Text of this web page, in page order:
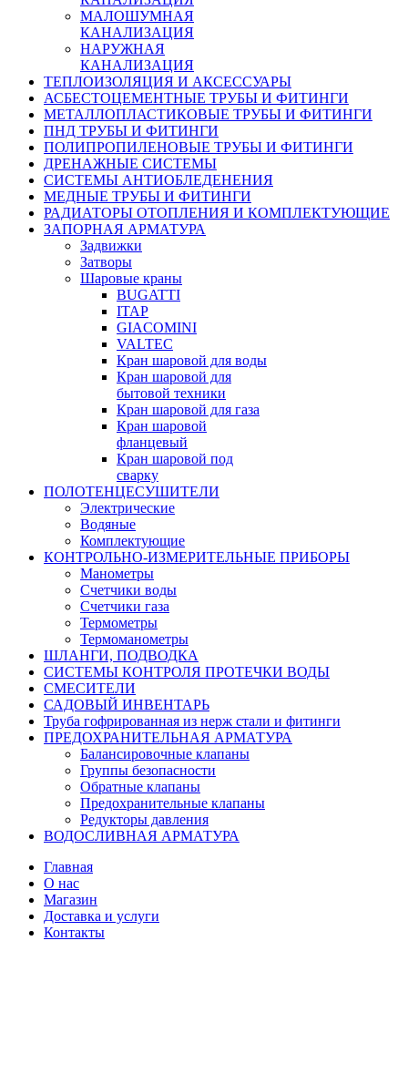
МАЛОШУМНАЯ
КАНАЛИЗАЦИЯ
НАРУЖНАЯ
КАНАЛИЗАЦИЯ
ТЕПЛОИЗОЛЯЦИЯ И АКСЕССУАРЫ
АСБЕСТОЦЕМЕНТНЫЕ ТРУБЫ И ФИТИНГИ
МЕТАЛЛОПЛАСТИКОВЫЕ ТРУБЫ И ФИТИНГИ
ПНД ТРУБЫ И ФИТИНГИ
ПОЛИПРОПИЛЕНОВЫЕ ТРУБЫ И ФИТИНГИ
ДРЕНАЖНЫЕ СИСТЕМЫ
СИСТЕМЫ АНТИОБЛЕДЕНЕНИЯ
МЕДНЫЕ ТРУБЫ И ФИТИНГИ
РАДИАТОРЫ ОТОПЛЕНИЯ И КОМПЛЕКТУЮЩИЕ
ЗАПОРНАЯ АРМАТУРА
Задвижки
Затворы
Шаровые краны
BUGATTI
ITAP
GIACOMINI
VALTEC
Кран шаровой для воды
Кран шаровой для
бытовой техники
Кран шаровой для газа
Кран шаровой
фланцевый
Кран шаровой под
сварку
ПОЛОТЕНЦЕСУШИТЕЛИ
Электрические
Водяные
Комплектующие
КОНТРОЛЬНО-ИЗМЕРИТЕЛЬНЫЕ ПРИБОРЫ
Манометры
Счетчики воды
Счетчики газа
Термометры
Термоманометры
ШЛАНГИ, ПОДВОДКА
СИСТЕМЫ КОНТРОЛЯ ПРОТЕЧКИ ВОДЫ
СМЕСИТЕЛИ
САДОВЫЙ ИНВЕНТАРЬ
Труба гофрированная из нерж стали и фитинги
ПРЕДОХРАНИТЕЛЬНАЯ АРМАТУРА
Балансировочные клапаны
Группы безопасности
Обратные клапаны
Предохранительные клапаны
Редукторы давления
ВОДОСЛИВНАЯ АРМАТУРА
Главная
О нас
Магазин
Доставка и услуги
Контакты